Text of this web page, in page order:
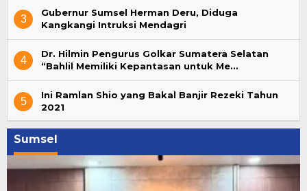
3
Gubernur Sumsel Herman Deru, Diduga
Kangkangi Intruksi Mendagri
4
Dr. Hilmin Pengurus Golkar Sumatera Selatan
“Bahlil Memiliki Kepantasan untuk Me…
5
Ini Ramlan Shio yang Bakal Banjir Rezeki Tahun
2021
Sumsel